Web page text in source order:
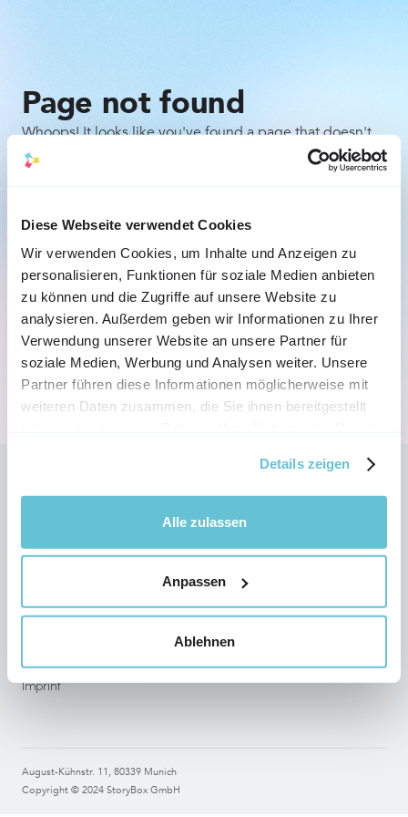
Diese Webseite verwendet Cookies
Wir verwenden Cookies, um Inhalte und Anzeigen zu
personalisieren, Funktionen für soziale Medien anbieten
zu können und die Zugriffe auf unsere Website zu
analysieren. Außerdem geben wir Informationen zu Ihrer
Verwendung unserer Website an unsere Partner für
soziale Medien, Werbung und Analysen weiter. Unsere
Partner führen diese Informationen möglicherweise mit
weiteren Daten zusammen, die Sie ihnen bereitgestellt
Details zeigen
Alle zulassen
Anpassen
Ablehnen
Page not found
Whoops! It looks like you've found a page that doesn't
exist. Don't worry, it happens to the best of us. Here are
Check the URL for any typos or mistakes.
Go back to the previous page and try to navigate
to the desired content from there.
Back to the homepage
Legal
Imprint
Copyright © 2024 StoryBox GmbH
August-Kühnstr. 11, 80339 Munich